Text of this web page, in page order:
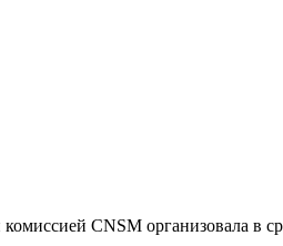
CNSM организовала в